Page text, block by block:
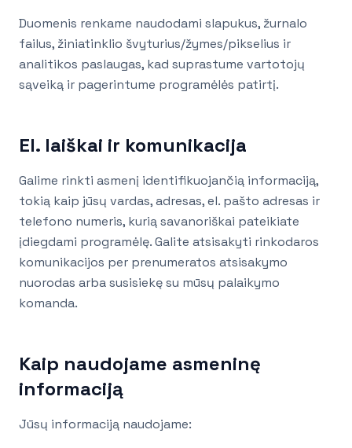
Duomenis renkame naudodami slapukus, žurnalo
failus, žiniatinklio švyturius/žymes/pikselius ir
analitikos paslaugas, kad suprastume vartotojų
sąveiką ir pagerintume programėlės patirtį.
El. laiškai ir komunikacija
Galime rinkti asmenį identifikuojančią informaciją,
tokią kaip jūsų vardas, adresas, el. pašto adresas ir
telefono numeris, kurią savanoriškai pateikiate
įdiegdami programėlę. Galite atsisakyti rinkodaros
komunikacijos per prenumeratos atsisakymo
nuorodas arba susisiekę su mūsų palaikymo
komanda.
Kaip naudojame asmeninę
informaciją
Jūsų informaciją naudojame: